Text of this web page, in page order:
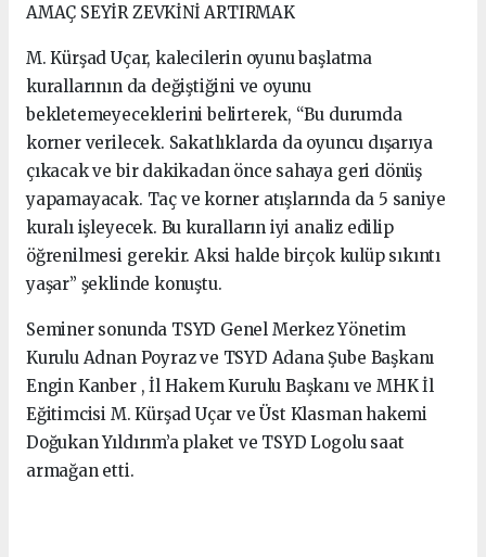
AMAÇ SEYİR ZEVKİNİ ARTIRMAK
M. Kürşad Uçar, kalecilerin oyunu başlatma
kurallarının da değiştiğini ve oyunu
bekletemeyeceklerini belirterek, “Bu durumda
korner verilecek. Sakatlıklarda da oyuncu dışarıya
çıkacak ve bir dakikadan önce sahaya geri dönüş
yapamayacak. Taç ve korner atışlarında da 5 saniye
kuralı işleyecek. Bu kuralların iyi analiz edilip
öğrenilmesi gerekir. Aksi halde birçok kulüp sıkıntı
yaşar” şeklinde konuştu.
Seminer sonunda TSYD Genel Merkez Yönetim
Kurulu Adnan Poyraz ve TSYD Adana Şube Başkanı
Engin Kanber , İl Hakem Kurulu Başkanı ve MHK İl
Eğitimcisi M. Kürşad Uçar ve Üst Klasman hakemi
Doğukan Yıldırım’a plaket ve TSYD Logolu saat
armağan etti.